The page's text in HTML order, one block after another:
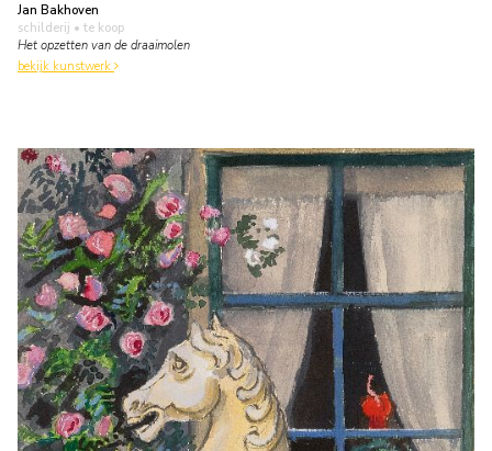
Jan Bakhoven
schilderij • te koop
Het opzetten van de draaimolen
bekijk kunstwerk